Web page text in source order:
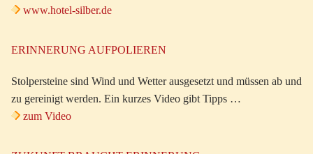
www.hotel-silber.de
ERINNERUNG AUFPOLIEREN
Stolpersteine sind Wind und Wetter ausgesetzt und müssen ab und
zu gereinigt werden. Ein kurzes Video gibt Tipps …
zum Video